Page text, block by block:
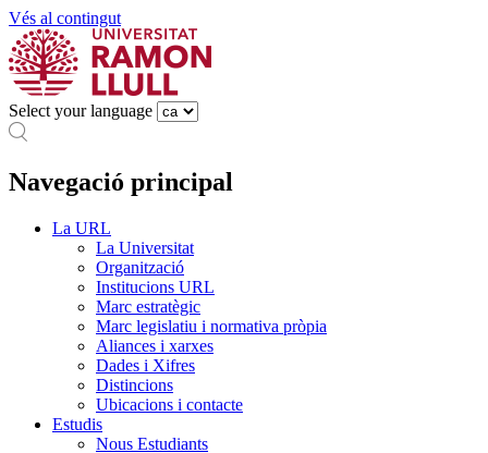
Vés al contingut
Select your language
Navegació principal
La URL
La Universitat
Organització
Institucions URL
Marc estratègic
Marc legislatiu i normativa pròpia
Aliances i xarxes
Dades i Xifres
Distincions
Ubicacions i contacte
Estudis
Nous Estudiants